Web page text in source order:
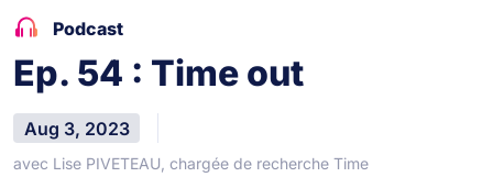
Podcast
Ep. 54 : Time out
Aug 3, 2023
avec Lise PIVETEAU, chargée de recherche Time